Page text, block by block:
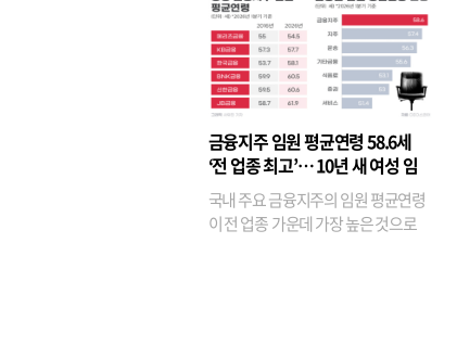
금융지주 임원 평균연령 58.6세
‘전 업종 최고’… 10년 새 여성 임
원은 14배 껑충
국내 주요 금융지주의 임원 평균연령
이 전 업종 가운데 가장 높은 것으로